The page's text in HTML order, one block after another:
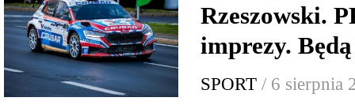
Rzeszowski.
imprezy.
SPORT / 6 sierpnia